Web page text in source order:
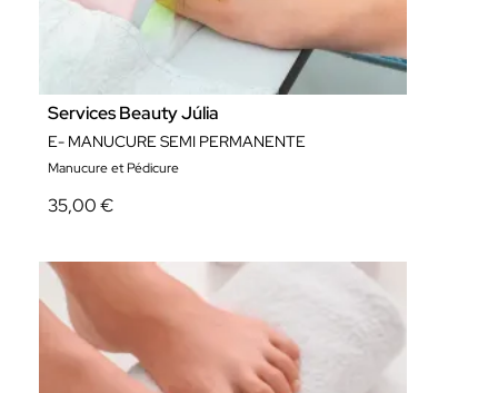
Services Beauty Júlia
E- MANUCURE SEMI PERMANENTE
Manucure et Pédicure
35,00 €